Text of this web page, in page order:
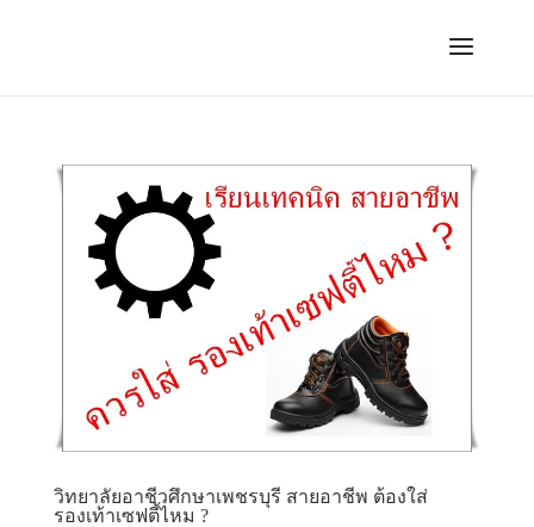
วิทยาลัยอาชีวศึกษาเพชรบุรี สายอาชีพ ต้องใส่
รองเท้าเซฟตี้ไหม ?